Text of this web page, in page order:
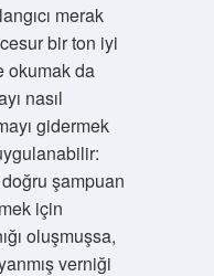
merak
bir ton iyi
okumak da
nasıl
gidermek
şampuan
için
oluşmuşsa,
verniği